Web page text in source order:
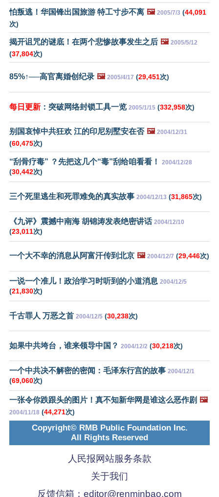
怕叛逃！华国锋出国旅游 特工寸步不离 🖼️ 2005/7/3 (44,091
次)
揭开诅咒的谜底！在两个悲惨故事发生之后 🖼️ 2005/5/12
(37,804次)
85%↑──高官离婚创纪录 🖼️ 2005/4/17 (29,451次)
每日更新 ：突破网络封锁工具一览 2005/1/15 (332,958次)
别国哀悼中共狂欢 江的印尼别墅安在否 🖼️ 2004/12/31
(60,475次)
“刮骨疗毒” ？先把这几个“毒”刮给咱看看！ 2004/12/28
(30,442次)
三个死里逃生和死罪难免的真实故事 2004/12/13 (31,865次)
《九评》震撼中南海 胡锦涛发表绝密讲话 2004/12/10
(23,011次)
一个大不幸的消息从阿富汗传到北京 🖼️ 2004/12/7 (29,446次)
一说一个准儿！政治学习时听到的小道消息 2004/12/5
(21,830次)
千古罪人 万恶之首 2004/12/5 (30,238次)
如果中共垮台，谁来领导中国？ 2004/12/2 (30,218次)
一个中共决不解密的密闻：毛泽东行宫的故事 2004/12/1
(69,060次)
一张令你跌跟头的图片！真不知新华网是谁这么恶作剧 🖼️
2004/11/18 (44,271次)
Copyright© RMB Public Foundation Inc.
All Rights Reserved
人民报网站服务条款
关于我们
反馈信箱： editor@renminbao.com